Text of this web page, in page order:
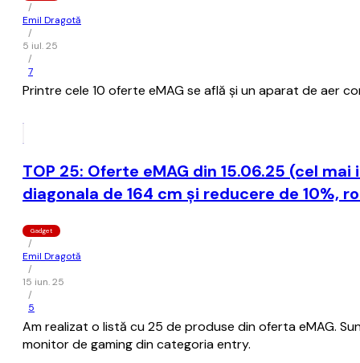
/
Emil Dragotă
/
5 iul. 25
/
7
Printre cele 10 oferte eMAG se află și un aparat de aer
TOP 25: Oferte eMAG din 15.06.25 (cel
diagonala de 164 cm și reducere de 10%,
Gadget
/
Emil Dragotă
/
15 iun. 25
/
5
Am realizat o listă cu 25 de produse din oferta eMAG.
monitor de gaming din categoria entry.